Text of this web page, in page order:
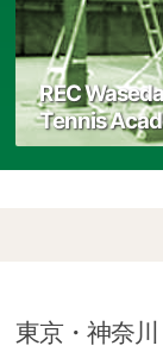
" />
REC
Tennis
東京・神奈